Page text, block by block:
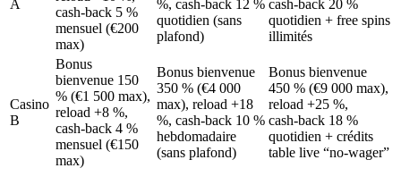
A
cash‑back 5 %
mensuel (€200
max)
%, cash‑back 12 %
quotidien (sans
plafond)
cash‑back 20 %
quotidien + free spins
illimités
Casino
B
Bonus
bienvenue 150
% (€1 500 max),
reload +8 %,
cash‑back 4 %
mensuel (€150
max)
Bonus bienvenue
350 % (€4 000
max), reload +18
%, cash‑back 10 %
hebdomadaire
(sans plafond)
Bonus bienvenue
450 % (€9 000 max),
reload +25 %,
cash‑back 18 %
quotidien + crédits
table live “no‑wager”